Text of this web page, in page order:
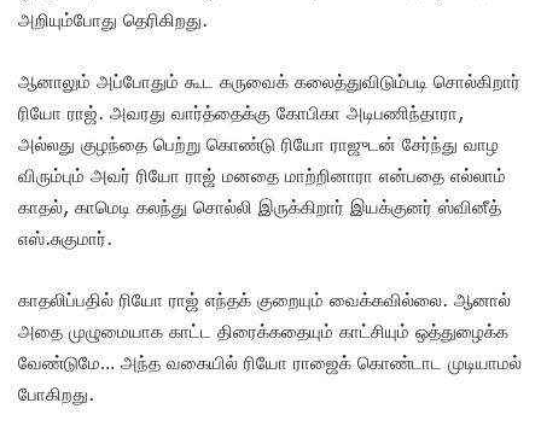
அறியும்போது தெரிகிறது.
ஆனாலும் அப்போதும் கூட கருவைக் கலைத்துவிடும்படி சொல்கிறார்
ரியோ ராஜ். அவரது வார்த்தைக்கு கோபிகா அடிபணிந்தாரா,
அல்லது குழந்தை பெற்று கொண்டு ரியோ ராஜுடன் சேர்ந்து வாழ
விரும்பும் அவர் ரியோ ராஜ் மனதை மாற்றினாரா என்பதை எல்லாம்
காதல், காமெடி கலந்து சொல்லி இருக்கிறார் இயக்குனர் ஸ்வினீத்
எஸ்.சுகுமார்.
காதலிப்பதில் ரியோ ராஜ் எந்தக் குறையும் வைக்கவில்லை. ஆனால்
அதை முழுமையாக காட்ட திரைக்கதையும் காட்சியும் ஒத்துழைக்க
வேண்டுமே… அந்த வகையில் ரியோ ராஜைக் கொண்டாட முடியாமல்
போகிறது.